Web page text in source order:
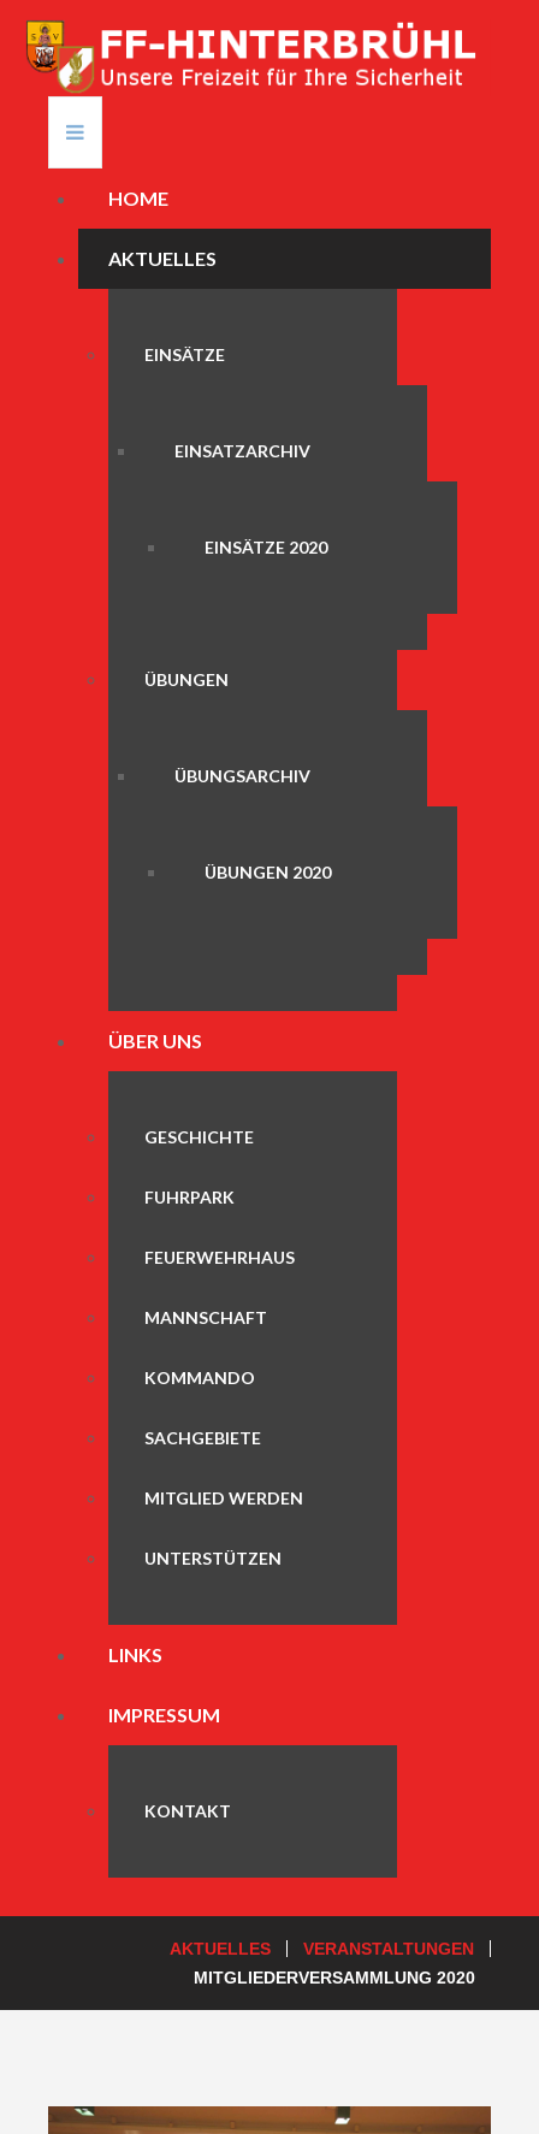
HOME
AKTUELLES
EINSÄTZE
EINSATZARCHIV
EINSÄTZE 2020
ÜBUNGEN
ÜBUNGSARCHIV
ÜBUNGEN 2020
ÜBER UNS
GESCHICHTE
FUHRPARK
FEUERWEHRHAUS
MANNSCHAFT
KOMMANDO
SACHGEBIETE
MITGLIED WERDEN
UNTERSTÜTZEN
LINKS
IMPRESSUM
KONTAKT
AKTUELLES
VERANSTALTUNGEN
MITGLIEDERVERSAMMLUNG 2020